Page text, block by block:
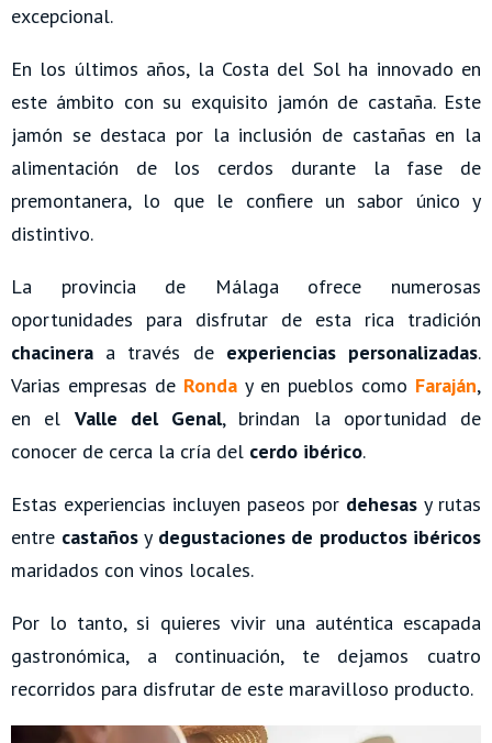
excepcional.
En los últimos años, la Costa del Sol ha innovado en
este ámbito con su exquisito jamón de castaña. Este
jamón se destaca por la inclusión de castañas en la
alimentación de los cerdos durante la fase de
premontanera, lo que le confiere un sabor único y
distintivo.
La provincia de Málaga ofrece numerosas
oportunidades para disfrutar de esta rica tradición
chacinera a través de experiencias personalizadas.
Varias empresas de Ronda y en pueblos como Faraján,
en el Valle del Genal, brindan la oportunidad de
conocer de cerca la cría del cerdo ibérico.
Estas experiencias incluyen paseos por dehesas y rutas
entre castañosy degustaciones de productos ibéricos
maridados con vinos locales.
Por lo tanto, si quieres vivir una auténtica escapada
gastronómica, a continuación, te dejamos cuatro
recorridos para disfrutar de este maravilloso producto.